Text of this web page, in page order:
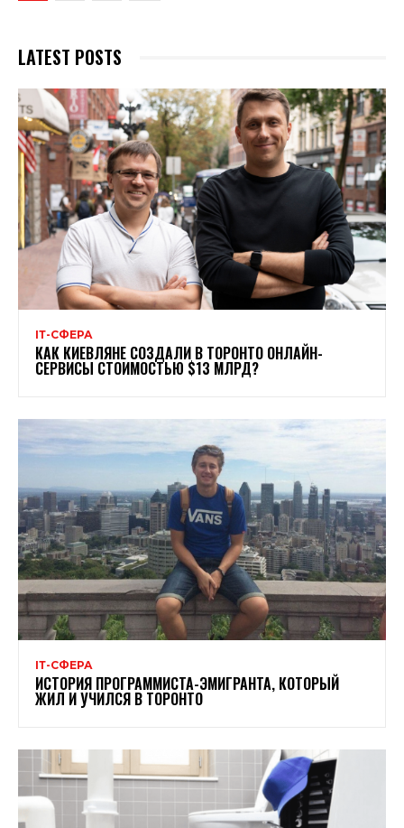
LATEST POSTS
ІТ-СФЕРА
КАК КИЕВЛЯНЕ СОЗДАЛИ В ТОРОНТО ОНЛАЙН-
СЕРВИСЫ СТОИМОСТЬЮ $13 МЛРД?
ІТ-СФЕРА
ИСТОРИЯ ПРОГРАММИСТА-ЭМИГРАНТА, КОТОРЫЙ
ЖИЛ И УЧИЛСЯ В ТОРОНТО